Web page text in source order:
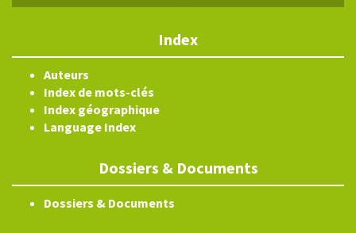
Index
Auteurs
Index de mots-clés
Index géographique
Language Index
Dossiers & Documents
Dossiers & Documents